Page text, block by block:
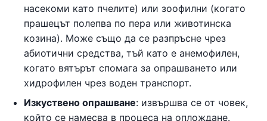
насекоми като пчелите) или зоофилни (когато
прашецът полепва по пера или животинска
козина). Може също да се разпръсне чрез
абиотични средства, тъй като е анемофилен,
когато вятърът спомага за опрашването или
хидрофилен чрез воден транспорт.
Изкуствено опрашване: извършва се от човек,
който се намесва в процеса на оплождане.